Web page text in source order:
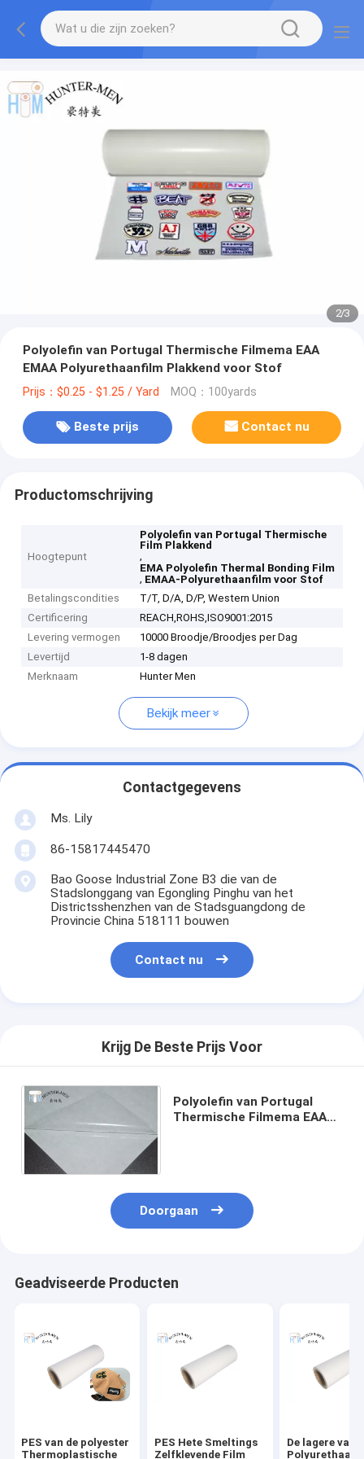
2/3
Polyolefin van Portugal Thermische Filmema EAA
EMAA Polyurethaanfilm Plakkend voor Stof
Prijs：$0.25 - $1.25 / Yard MOQ：100yards
Beste prijs Contact nu
Productomschrijving
Hoogtepunt
Polyolefin van Portugal Thermische
Film Plakkend
,
EMA Polyolefin Thermal Bonding Film
, EMAA-Polyurethaanfilm voor Stof
Betalingscondities
T/T, D/A, D/P, Western Union
Certificering
REACH,ROHS,ISO9001:2015
Levering vermogen
10000 Broodje/Broodjes per Dag
Levertijd
1-8 dagen
Merknaam
Hunter Men
Bekijk meer
Contactgegevens
Ms. Lily
86-15817445470
Bao Goose Industrial Zone B3 die van de
Stadslonggang van Egongling Pinghu van het
Districtsshenzhen van de Stadsguangdong de
Provincie China 518111 bouwen
Contact nu
Krijg De Beste Prijs Voor
Polyolefin van Portugal
Thermische Filmema EAA
Doorgaan
Geadviseerde Producten
PES van de polyester
Thermoplastische
PES Hete Smeltings
Zelfklevende Film
De lagere van